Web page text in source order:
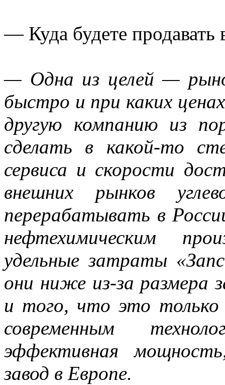
— Куда будете продавать
— Одна из целей —
быстро и при каких
другую компанию из
сделать в какой-то
сервиса и скорости
внешних рынков
перерабатывать в
нефтехимическим
удельные затраты
они ниже из-за
и того, что это только
современным
эффективная
завод в Европе.